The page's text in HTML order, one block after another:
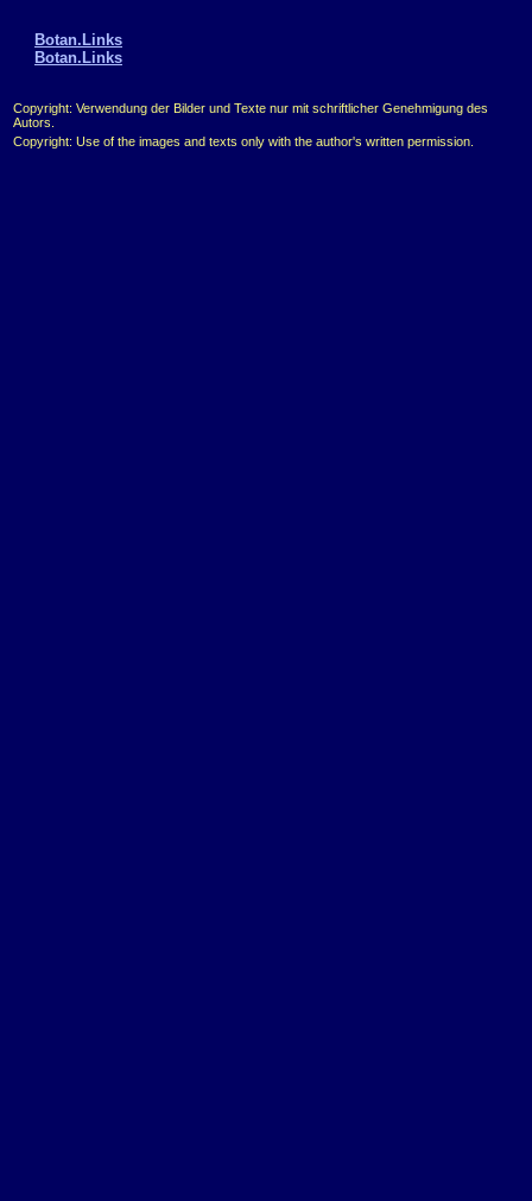
Botan.Links
Botan.Links
Copyright: Verwendung der Bilder und Texte nur mit schriftlicher Genehmigung des
Autors.
Copyright: Use of the images and texts only with the author's written permission.